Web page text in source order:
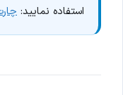
استفاده نمایید: